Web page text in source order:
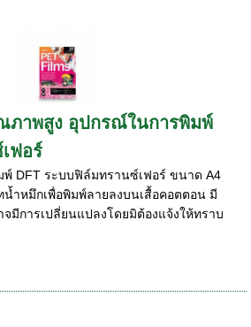
ภาพสูง อุปกรณ์ในการพิมพ์
ฟอร์
พ์ DFT ระบบฟิล์มทรานซ์เฟอร์ ขนาด A4
ำหมึกเพื่อพิมพ์ลายลงบนเสื้อคอตตอน มี
มีการเปลี่ยนแปลงโดยมิต้องแจ้งให้ทราบ